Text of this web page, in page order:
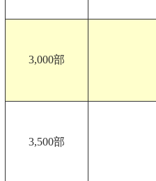
3,000部
3,500部